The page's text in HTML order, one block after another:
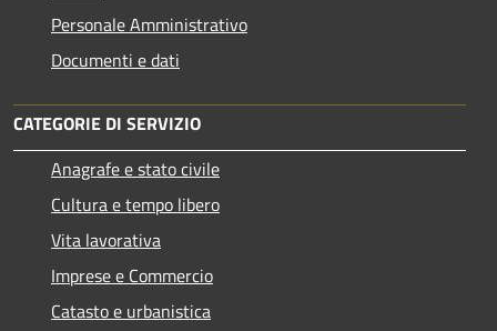
Personale Amministrativo
Documenti e dati
CATEGORIE DI SERVIZIO
Anagrafe e stato civile
Cultura e tempo libero
Vita lavorativa
Imprese e Commercio
Catasto e urbanistica